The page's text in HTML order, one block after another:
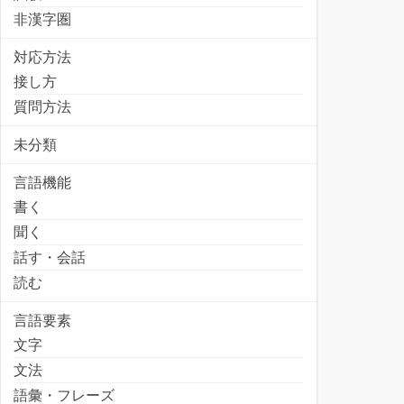
非漢字圏
対応方法
接し方
質問方法
未分類
言語機能
書く
聞く
話す・会話
読む
言語要素
文字
文法
語彙・フレーズ